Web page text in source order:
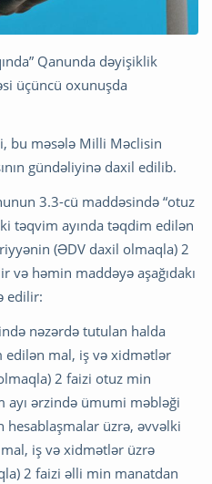
Qanunda dəyişiklik
üçüncü oxunuşda
bu məsələ Milli Məclisin
gündəliyinə daxil edilib.
3.3-cü maddəsində “otuz
təqvim ayında təqdim edilən
(ƏDV daxil olmaqla) 2
və həmin maddəyə aşağıdakı
edilir:
nəzərdə tutulan halda
edilən mal, iş və xidmətlər
2 faizi otuz min
ayı ərzində ümumi məbləği
hesablaşmalar üzrə, əvvəlki
iş və xidmətlər üzrə
2 faizi əlli min manatdan